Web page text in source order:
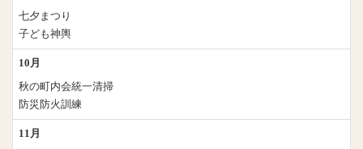
七夕まつり
子ども神輿
10月
秋の町内会統一清掃
防災防火訓練
11月